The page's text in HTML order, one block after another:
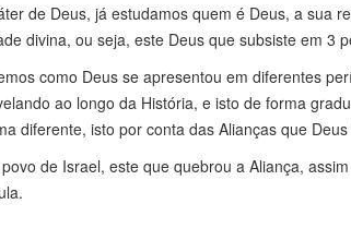
de Deus, já estudamos quem é Deus, a sua
divina, ou seja, este Deus que subsiste em 3
como Deus se apresentou em diferentes
ao longo da História, e isto de forma
diferente, isto por conta das Alianças que
de Israel, este que quebrou a Aliança,